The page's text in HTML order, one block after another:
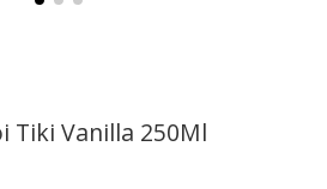
Tiki Vanilla 250Ml